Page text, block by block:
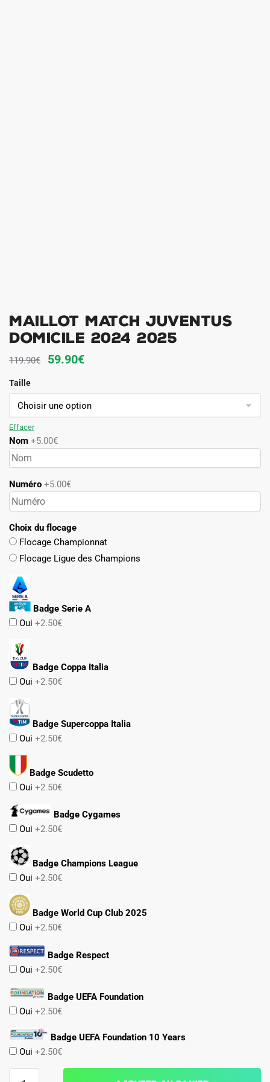
Maillot Match Juventus
Domicile 2024 2025
119.90€
Le
initial
était :
59.90€Le
actuel
est :
Taille
Effacer
Nom +5.00€
Numéro +5.00€
Choix du flocage
Flocage Championnat
Flocage Ligue des Champions
Badge Serie A
Oui +2.50€
Badge Coppa Italia
Oui +2.50€
Badge Supercoppa Italia
Oui +2.50€
Badge Scudetto
Oui +2.50€
Badge Cygames
Oui +2.50€
Badge Champions League
Oui +2.50€
Badge World Cup Club 2025
Oui +2.50€
Badge Respect
Oui +2.50€
Badge UEFA Foundation
Oui +2.50€
Badge UEFA Foundation 10 Years
Oui +2.50€